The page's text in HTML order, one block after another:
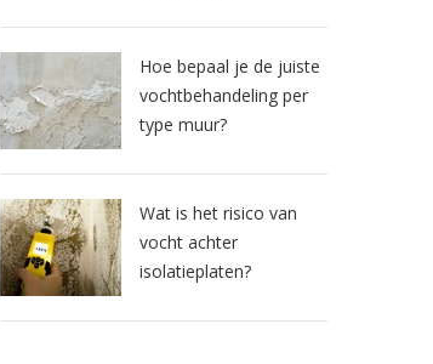
Hoe bepaal je de juiste
vochtbehandeling per
type muur?
Wat is het risico van
vocht achter
isolatieplaten?